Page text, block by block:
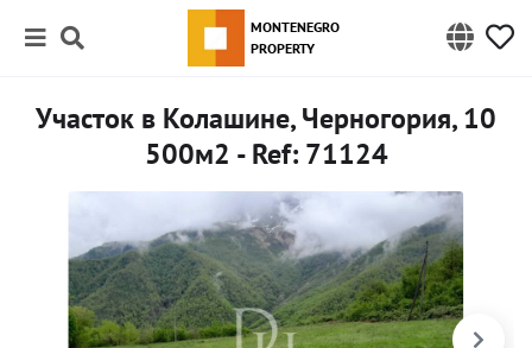
MONTENEGRO
PROPERTY
Участок в Колашине, Черногория, 10
500м2 - Ref: 71124